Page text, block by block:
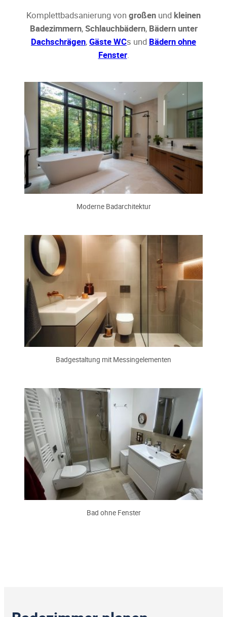
Komplettbadsanierung von großen und kleinen
Badezimmern,Schlauchbädern, Bädern unter
Dachschrägen,Gäste WCs und Bädern ohne
Fenster.
Moderne Badarchitektur
Badgestaltung mit Messingelementen
Bad ohne Fenster